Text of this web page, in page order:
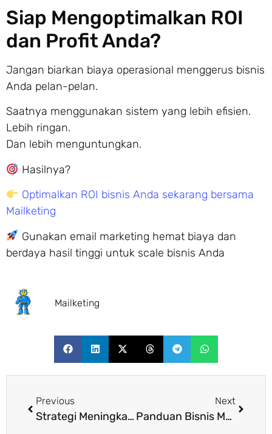
Siap Mengoptimalkan ROI
dan Profit Anda?
Jangan biarkan biaya operasional menggerus bisnis
Anda pelan-pelan.
Saatnya menggunakan sistem yang lebih efisien.
Lebih ringan.
Dan lebih menguntungkan.
Hasilnya?
Optimalkan ROI bisnis Anda sekarang bersama
Mailketing
Gunakan email marketing hemat biaya dan
berdaya hasil tinggi untuk scale bisnis Anda
Mailketing
Previous
Strategi Meningkatkan Profit: Tekan Biaya Marketing
Next
Panduan Bisnis Menguntungkan: Fokus Profit Sejak Awal